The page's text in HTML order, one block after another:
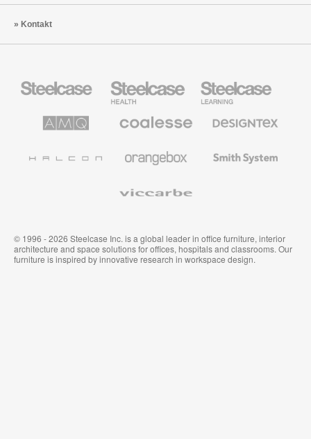
Kontakt
Büromöbel
Health
Education
Möbel
Solutions
Büromöbel
Textilien
System
© 1996 - 2026 Steelcase Inc. is a global leader in office furniture, interior
architecture and space solutions for offices, hospitals and classrooms. Our
furniture is inspired by innovative research in workspace design.